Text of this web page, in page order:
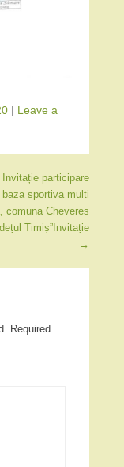
| Leave a
Invitație participare
baza sportiva multi
comuna Cheveres
Timiș”Invitație
→
Required